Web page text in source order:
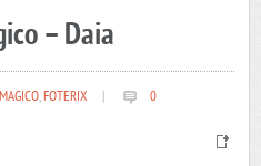
– Daia
,FOTERIX 0